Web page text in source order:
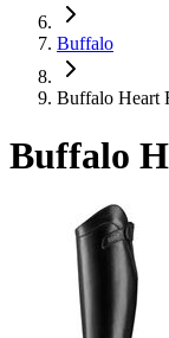
Buffalo
Buffalo Heart
Buffalo